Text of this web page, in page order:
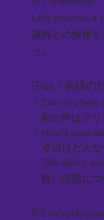
Let’s practice
講師との挨拶
う。
[Tips / 会話の
・Can you hear
私の声はクリ
・How's your
今日はどんな
・Talk about
軽い話題につ
0-2